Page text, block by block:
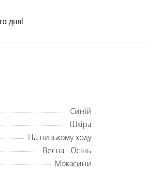
дня!
Синій
Шкіра
На низькому ходу
Весна - Осінь
Мокасини